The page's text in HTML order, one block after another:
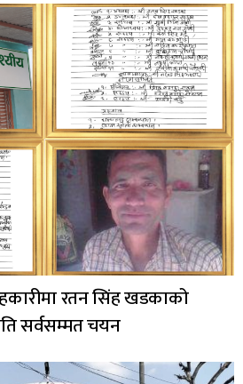
रतन सिंह खडकाको
सर्वसम्मत चयन